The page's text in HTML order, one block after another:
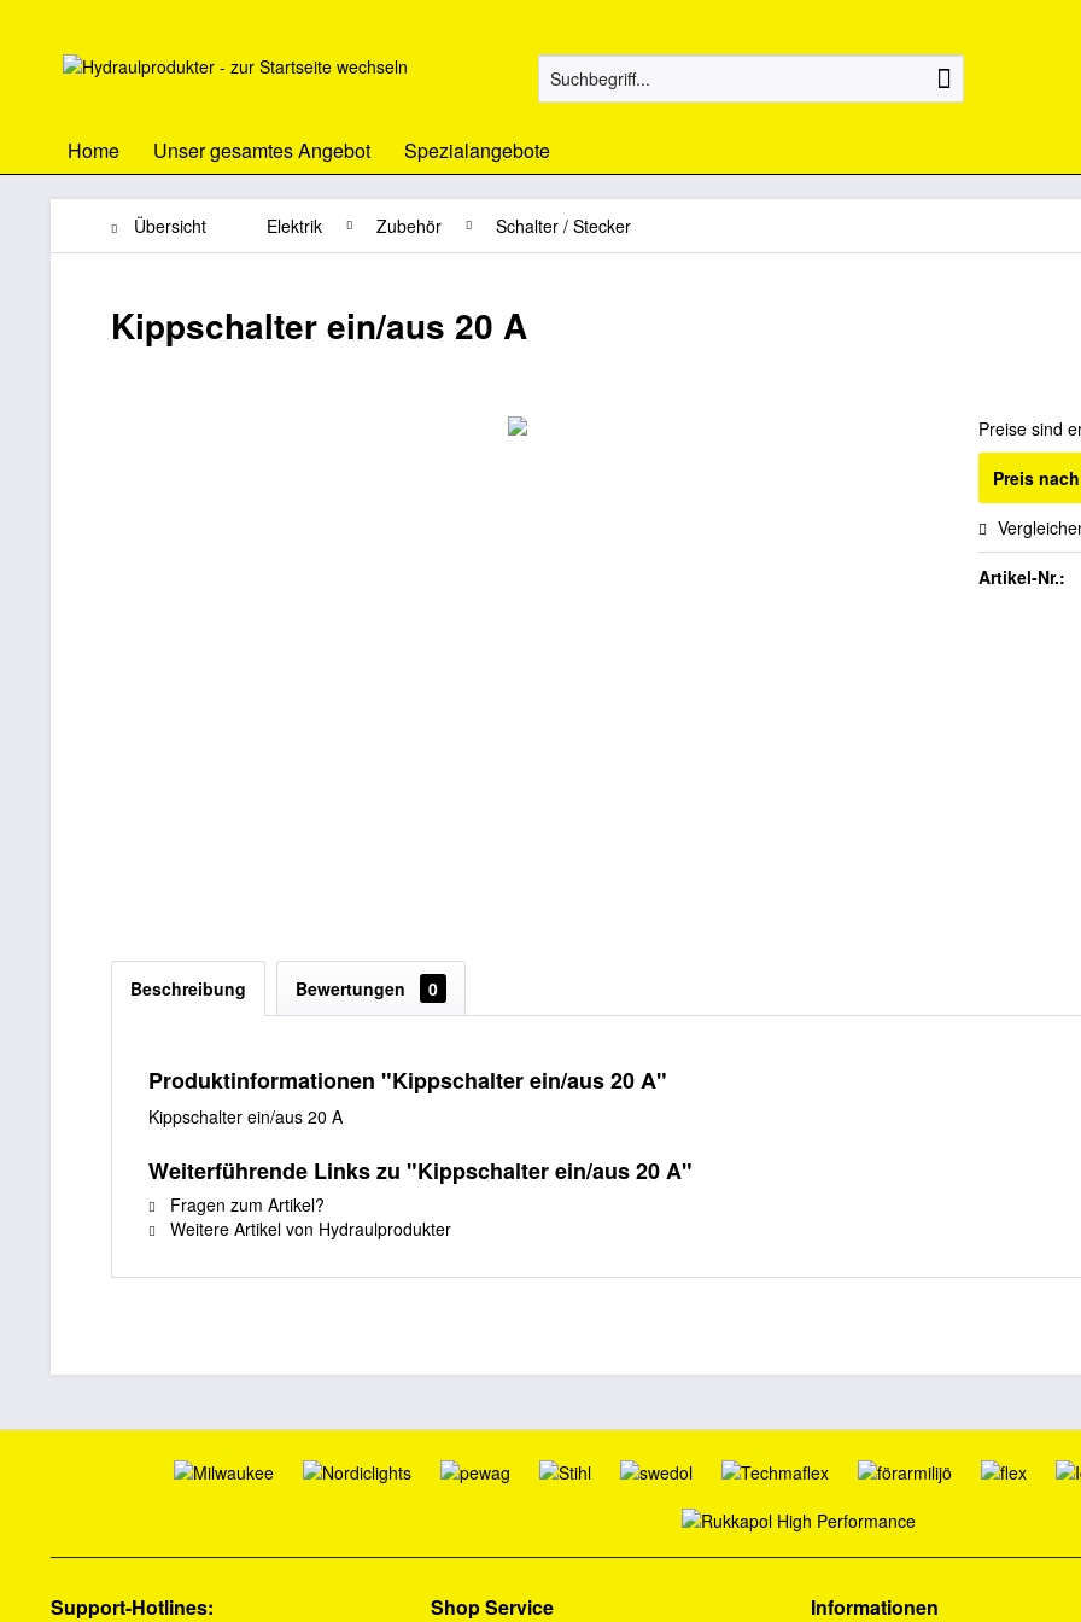
Home Unser gesamtes Angebot Spezialangebote
Übersicht Elektrik Zubehör Schalter / Stecker
Kippschalter ein/aus 20 A
Preise sind
Preis
Artikel-Nr.:
Beschreibung Bewertungen 0
Produktinformationen "Kippschalter ein/aus 20 A"
Kippschalter ein/aus 20 A
Weiterführende Links zu "Kippschalter ein/aus 20 A"
Fragen zum Artikel?
Weitere Artikel von Hydraulprodukter
Support-Hotlines: Shop Service Informationen